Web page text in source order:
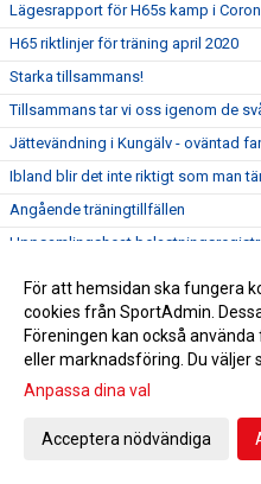
Lägesrapport för H65s kamp i
H65 riktlinjer för träning april 2020
Starka tillsammans!
Tillsammans tar vi oss igenom de
Jättevändning i Kungälv - oväntad
Ibland blir det inte riktigt som man
Angående träningtillfällen
Uppsamlingsheat
Info Svensk Handboll angående
Dags att anmäla sig till H65
Supporterbuss Lund 16/2
För att hemsidan ska fungera
cookies från SportAdmin.
Föreningen kan också
eller marknadsföring. Du väljer
Anpassa dina val
Acceptera nödvändiga